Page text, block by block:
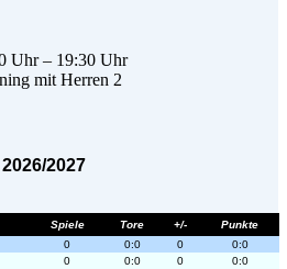
– 19:30 Uhr
mit Herren 2
2027
Spiele Tore +/-
Punkte
0 0:0 0
0:0
0 0:0 0
0:0